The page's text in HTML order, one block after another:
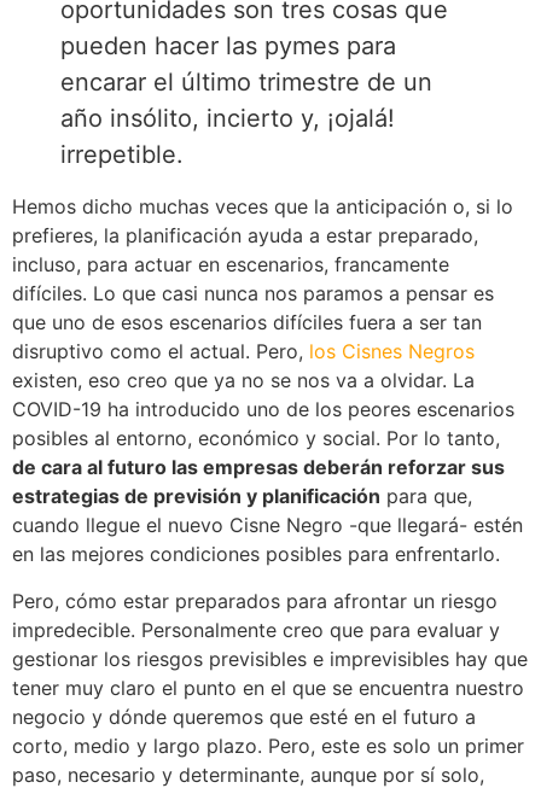
oportunidades son tres cosas que
pueden hacer las pymes para
encarar el último trimestre de un
año insólito, incierto y, ¡ojalá!
irrepetible.
Hemos dicho muchas veces que la anticipación o, si lo
prefieres, la planificación ayuda a estar preparado,
incluso, para actuar en escenarios, francamente
difíciles. Lo que casi nunca nos paramos a pensar es
que uno de esos escenarios difíciles fuera a ser tan
disruptivo como el actual. Pero, los Cisnes Negros
existen, eso creo que ya no se nos va a olvidar. La
COVID-19 ha introducido uno de los peores escenarios
posibles al entorno, económico y social. Por lo tanto,
de cara al futuro las empresas deberán reforzar sus
estrategias de previsión y planificación para que,
cuando llegue el nuevo Cisne Negro -que llegará- estén
en las mejores condiciones posibles para enfrentarlo.
Pero, cómo estar preparados para afrontar un riesgo
impredecible. Personalmente creo que para evaluar y
gestionar los riesgos previsibles e imprevisibles hay que
tener muy claro el punto en el que se encuentra nuestro
negocio y dónde queremos que esté en el futuro a
corto, medio y largo plazo. Pero, este es solo un primer
paso, necesario y determinante, aunque por sí solo,